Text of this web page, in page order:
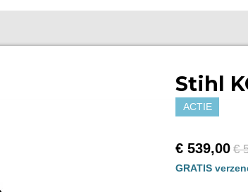
Stihl
ACTIE
€ 539,00 €
GRATIS